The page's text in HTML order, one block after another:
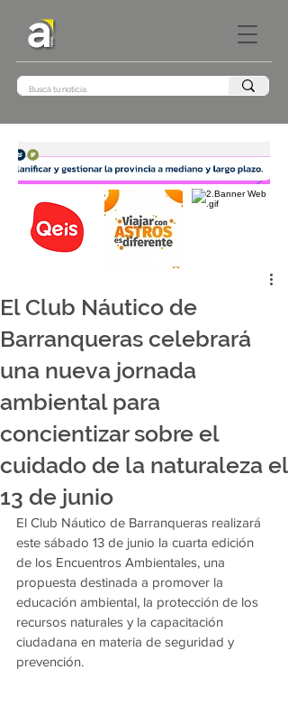
El Club Náutico de
Barranqueras celebrará
una nueva jornada
ambiental para
concientizar sobre el
cuidado de la naturaleza el
13 de junio
El Club Náutico de Barranqueras realizará
este sábado 13 de junio la cuarta edición
de los Encuentros Ambientales, una
propuesta destinada a promover la
educación ambiental, la protección de los
recursos naturales y la capacitación
ciudadana en materia de seguridad y
prevención.